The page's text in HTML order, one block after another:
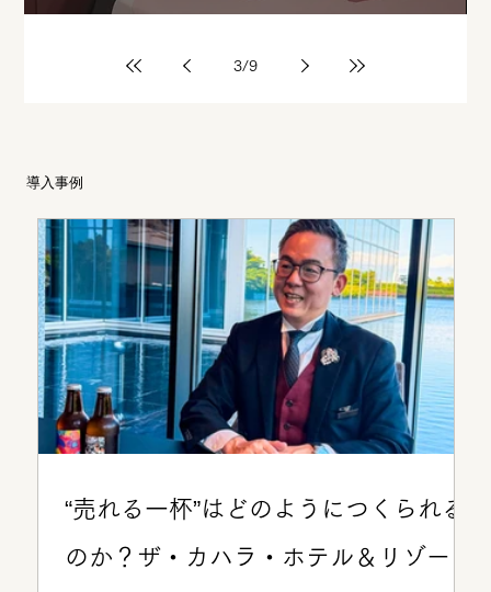
3/9
導入事例
“売れる一杯”はどのようにつくられる
のか？ザ・カハラ・ホテル＆リゾート